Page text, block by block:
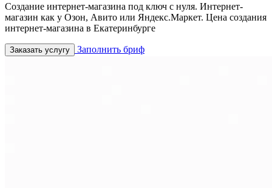
Создание интернет-магазина под ключ с нуля. Интернет-
магазин как у Озон, Авито или Яндекс.Маркет. Цена создания
интернет-магазина в Екатеринбурге
Заказать услугу Заполнить бриф